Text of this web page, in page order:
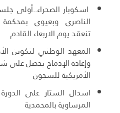
اسكوبار الصحراء..أولى
الناصري وبعيوي بمحكمة
تنعقد يوم الاربعاء القادم
المعهد الوطني لتكوين
وإعادة الإدماج يحصل على
الأمريكية للسجون
اسدال الستار على الدورة
المرساوية بالمحمدية